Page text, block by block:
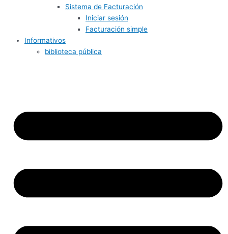
Sistema de Facturación
Iniciar sesión
Facturación simple
Informativos
biblioteca pública